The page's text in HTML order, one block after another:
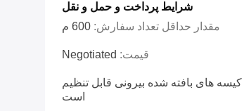
شرایط پرداخت و حمل و نقل
مقدار حداقل تعداد سفارش: 600 م
قیمت: Negotiated
های بافته شده بیرونی قابل تنظیم
است